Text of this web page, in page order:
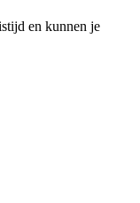
en kunnen je